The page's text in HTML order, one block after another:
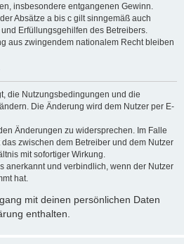
insbesondere entgangenen Gewinn.
Absätze a bis c gilt sinngemäß auch
Erfüllungsgehilfen des Betreibers.
aus zwingendem nationalem Recht bleiben
die Nutzungsbedingungen und die
Die Änderung wird dem Nutzer per E-
Änderungen zu widersprechen. Im Falle
zwischen dem Betreiber und dem Nutzer
mit sofortiger Wirkung.
anerkannt und verbindlich, wenn der Nutzer
hat.
mit deinen persönlichen Daten
enthalten.